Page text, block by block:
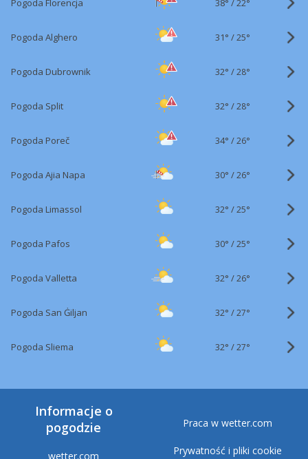
Pogoda Florencja 22°
Pogoda Alghero 31° /25°
Pogoda Dubrownik 32° /28°
Pogoda Split 32° /28°
Pogoda Poreč 34° /26°
Pogoda Ajia Napa 30° /26°
Pogoda Limassol 32° /25°
Pogoda Pafos 30° /25°
Pogoda Valletta 32° /26°
Pogoda San Ġiljan 32° /27°
Pogoda Sliema 32° /27°
Informacje o
pogodzie
wetter.com
Praca w wetter.com
Prywatność i pliki cookie